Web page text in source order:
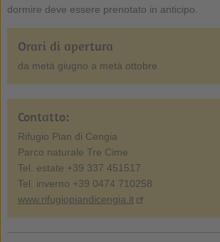
dormire deve essere prenotato in anticipo.
Orari di apertura
da metà giugno a metà ottobre
Contatto:
Rifugio Pian di Cengia
Parco naturale Tre Cime
Tel. estate +39 337 451517
Tel. inverno +39 0474 710258
www.rifugiopiandicengia.it